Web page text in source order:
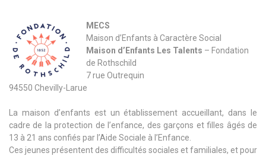
MECS
Maison d’Enfants à Caractère Social
Maison d’Enfants Les Talents – Fondation
de Rothschild
7 rue Outrequin
94550 Chevilly-Larue
La maison d’enfants est un établissement accueillant, dans le
cadre de la protection de l’enfance, des garçons et filles âgés de
13 à 21 ans confiés par l’Aide Sociale à l’Enfance.
Ces jeunes présentent des difficultés sociales et familiales, et pour